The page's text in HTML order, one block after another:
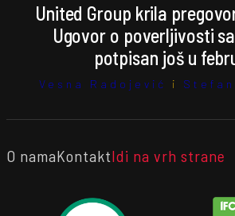
United Group krila
Ugovor o poverljivosti
potpisan još u
Vesna Radojević i
O namaKontaktIdi na vrh strane